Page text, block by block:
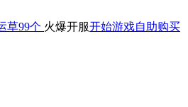
草99个 火爆开服开始游戏自助购买